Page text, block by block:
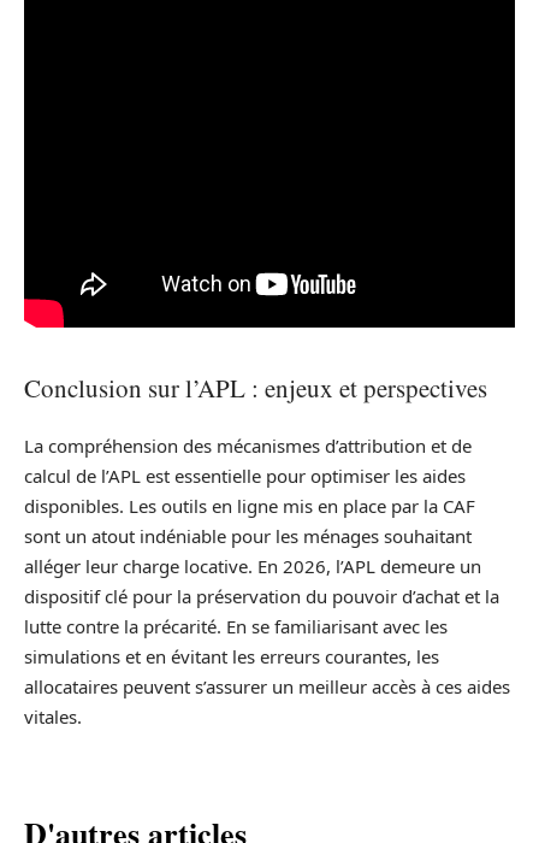
Conclusion sur l’APL : enjeux et perspectives
La compréhension des mécanismes d’attribution et de
calcul de l’APL est essentielle pour optimiser les aides
disponibles. Les outils en ligne mis en place par la CAF
sont un atout indéniable pour les ménages souhaitant
alléger leur charge locative. En 2026, l’APL demeure un
dispositif clé pour la préservation du pouvoir d’achat et la
lutte contre la précarité. En se familiarisant avec les
simulations et en évitant les erreurs courantes, les
allocataires peuvent s’assurer un meilleur accès à ces aides
vitales.
D'autres articles